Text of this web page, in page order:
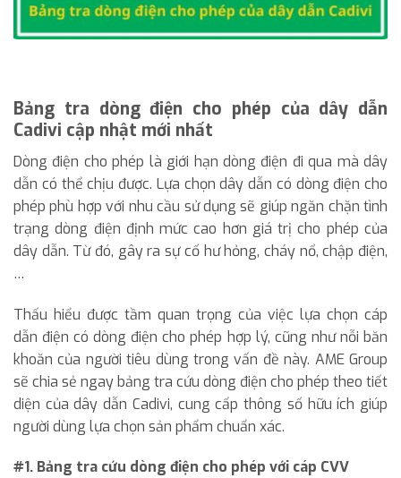
Bảng tra dòng điện cho phép của dây dẫn
Cadivi cập nhật mới nhất
Dòng điện cho phép là giới hạn dòng điện đi qua mà dây
dẫn có thể chịu được. Lựa chọn dây dẫn có dòng điện cho
phép phù hợp với nhu cầu sử dụng sẽ giúp ngăn chặn tình
trạng dòng điện định mức cao hơn giá trị cho phép của
dây dẫn. Từ đó, gây ra sự cố hư hỏng, cháy nổ, chập điện,
…
Thấu hiểu được tầm quan trọng của việc lựa chọn cáp
dẫn điện có dòng điện cho phép hợp lý, cũng như nỗi băn
khoăn của người tiêu dùng trong vấn đề này. AME Group
sẽ chia sẻ ngay bảng tra cứu dòng điện cho phép theo tiết
diện của dây dẫn Cadivi, cung cấp thông số hữu ích giúp
người dùng lựa chọn sản phẩm chuẩn xác.
#1. Bảng tra cứu dòng điện cho phép với cáp CVV